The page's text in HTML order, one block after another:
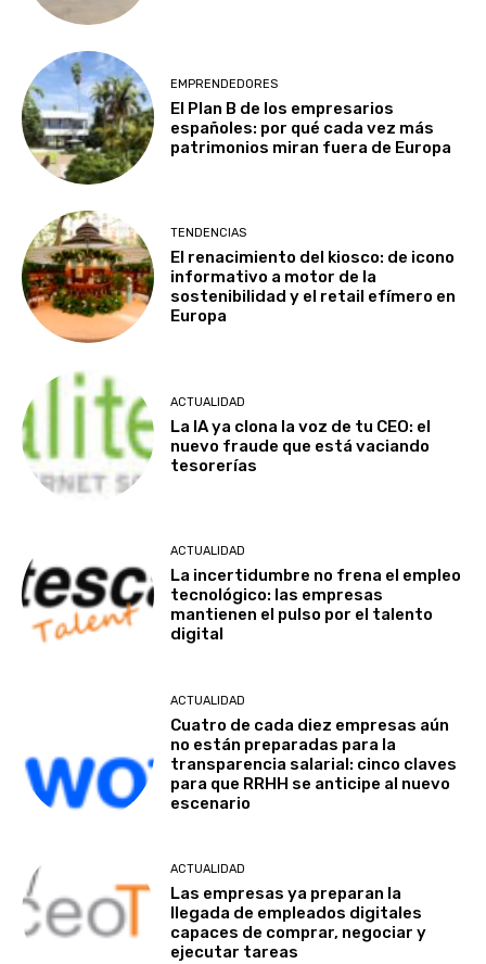
EMPRENDEDORES
El Plan B de los empresarios
españoles: por qué cada vez más
patrimonios miran fuera de Europa
TENDENCIAS
El renacimiento del kiosco: de icono
informativo a motor de la
sostenibilidad y el retail efímero en
Europa
ACTUALIDAD
La IA ya clona la voz de tu CEO: el
nuevo fraude que está vaciando
tesorerías
ACTUALIDAD
La incertidumbre no frena el empleo
tecnológico: las empresas
mantienen el pulso por el talento
digital
ACTUALIDAD
Cuatro de cada diez empresas aún
no están preparadas para la
transparencia salarial: cinco claves
para que RRHH se anticipe al nuevo
escenario
ACTUALIDAD
Las empresas ya preparan la
llegada de empleados digitales
capaces de comprar, negociar y
ejecutar tareas